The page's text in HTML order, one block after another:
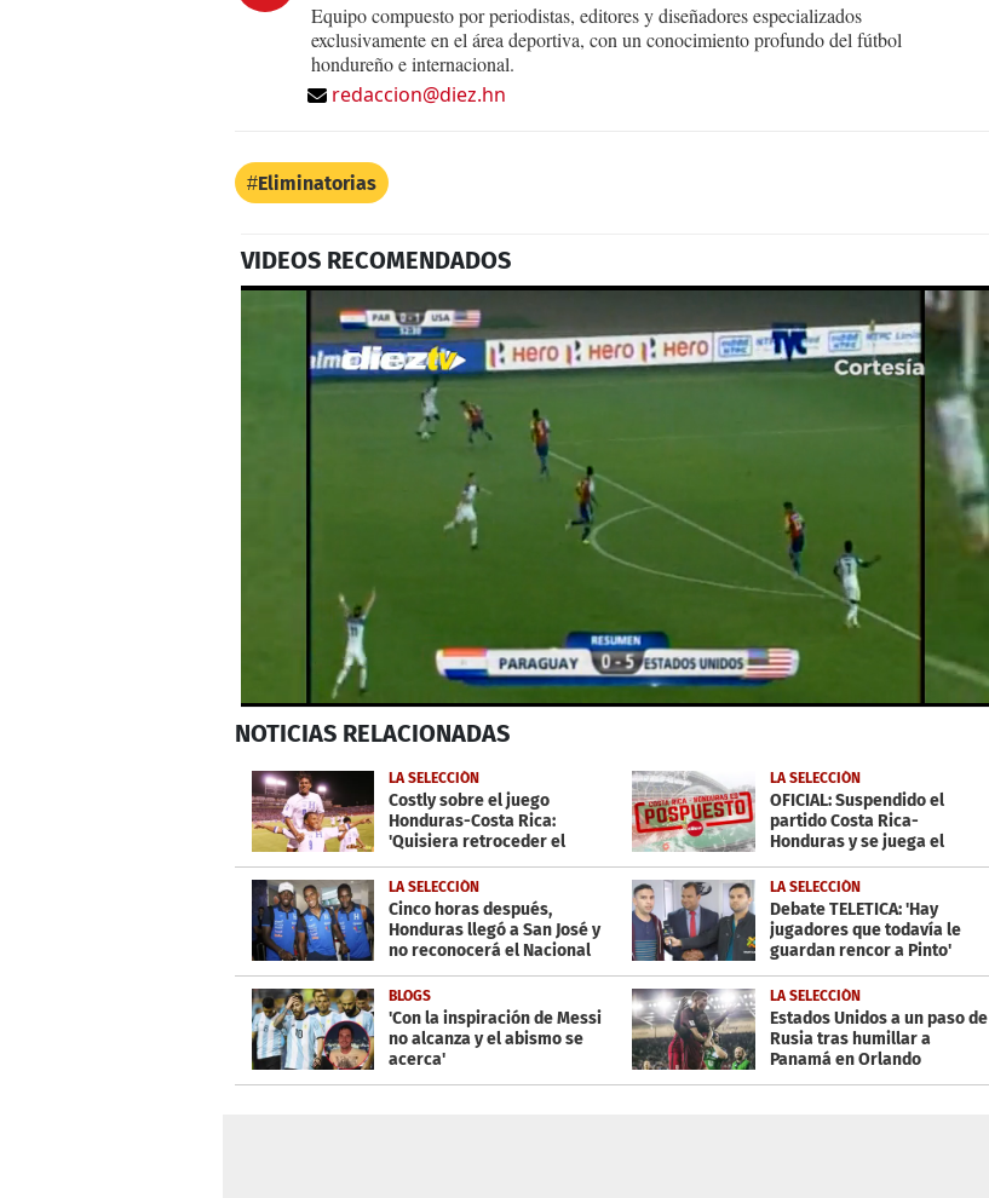
Equipo compuesto por periodistas, editores y diseñadores especializados
exclusivamente en el área deportiva, con un conocimiento profundo del fútbol
hondureño e internacional.
redaccion@diez.hn
Eliminatorias
VIDEOS RECOMENDADOS
seconds
59
secondsVolume
0%
NOTICIAS RELACIONADAS
LA SELECCIÓN
Costly sobre el juego
Honduras-Costa Rica:
'Quisiera retroceder el
tiempo”
LA SELECCIÓN
OFICIAL: Suspendido el
partido Costa Rica-
Honduras y se juega el
sábado
LA SELECCIÓN
Cinco horas después,
Honduras llegó a San José y
no reconocerá el Nacional
LA SELECCIÓN
Debate TELETICA: 'Hay
jugadores que todavía le
guardan rencor a Pinto'
BLOGS
'Con la inspiración de Messi
no alcanza y el abismo se
acerca'
LA SELECCIÓN
Estados Unidos a un paso de
Rusia tras humillar a
Panamá en Orlando